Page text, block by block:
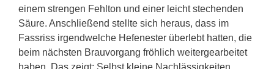
einem strengen Fehlton und einer leicht stechenden
Säure. Anschließend stellte sich heraus, dass im
Fassriss irgendwelche Hefenester überlebt hatten, die
beim nächsten Brauvorgang fröhlich weitergearbeitet
haben. Das zeigt: Selbst kleine Nachlässigkeiten